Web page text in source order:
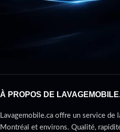
À PROPOS DE
Lavagemobile.ca offre un service de
Montréal et environs. Qualité,